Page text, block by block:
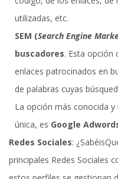
utilizadas, etc.
SEM (Search Engine
buscadores. Esta opción
enlaces patrocinados en
de palabras cuyas
La opción más conocida
única, es Google
Redes Sociales:
principales Redes Sociales